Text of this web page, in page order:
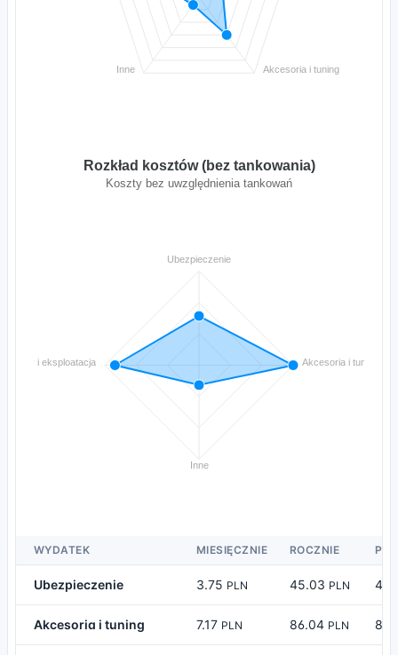
Akcesoria i tuning
Inne
Ubezpieczenie
Akcesoria i tuning
Inne
i eksploatacja
Rozkład kosztów (bez tankowania)
Koszty bez uwzględnienia tankowań
WYDATEK MIESIĘCZNIE ROCZNIE
Ubezpieczenie 3.75 PLN 45.03 PLN
Akcesoria i tuning 7.17 PLN 86.04 PLN